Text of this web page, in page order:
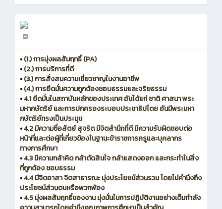
•(1.) การมุ่งผลสัมฤทธิ์ (PA)
•(2.) การบริการที่ดี
•(3.) การสั่งสมความเชี่ยวชาญในงานอาชีพ
•(4.) การยึดมั่นความถูกต้องชอบธรรมและจริยธรรม
•4.1 ยึดมั่นในสถาบันหลักของประเทศ อันได้แก่ ชาติ ศาสนา พระ
มหากษัตริย์ และการปกครองระบอบประชาธิปไตย อันมีพระมหา
กษัตริย์ทรงเป็นประมุข
•4.2 มีความซื่อสัตย์ สุจริต มีจิตสำนึกที่ดี มีความรับผิดชอบต่อ
หน้าที่และต่อผู้ที่เกี่ยวข้องในฐานะข้าราชการครูและบุคลากร
ทางการศึกษา
•4.3 มีความกล้าคิด กล้าตัดสินใจ กล้าแสดงออก และกระทำในสิ่ง
ที่ถูกต้อง ชอบธรรม
•4.4 มีจิตอาสา จิตสาธารณะ มุ่งประโยชน์ส่วนรวม โดยไม่คำนึงถึง
ประโยชน์ส่วนตนหรือพวกพ้อง
•4.5 มุ่งผลสัมฤทธิ์ของงาน มุ่งมั่นในการปฏิบัติงานอย่างเต็มกำลัง